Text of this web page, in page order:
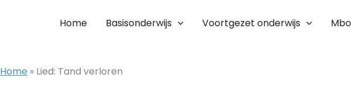
Home Basisonderwijs Voortgezet onderwijs Mbo
Home » Lied: Tand verloren